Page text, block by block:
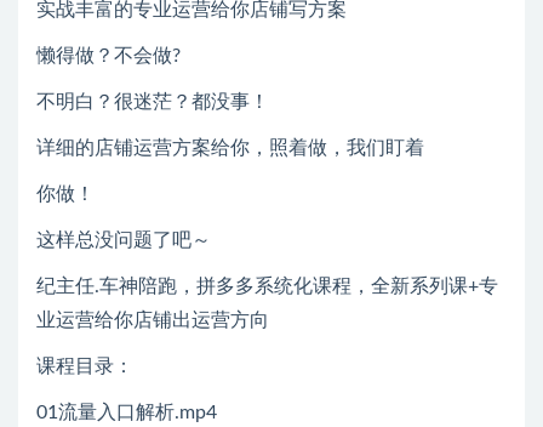
实战丰富的专业运营给你店铺写方案
懒得做？不会做?
不明白？很迷茫？都没事！
详细的店铺运营方案给你，照着做，我们盯着
你做！
这样总没问题了吧～
纪主任.车神陪跑，拼多多系统化课程，全新系列课+专
业运营给你店铺出运营方向
课程目录：
01流量入口解析.mp4